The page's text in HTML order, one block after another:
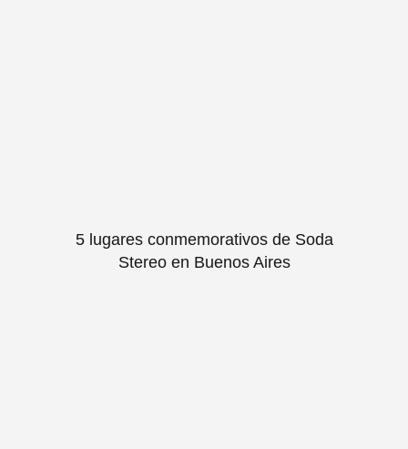
5 lugares conmemorativos de Soda
Stereo en Buenos Aires